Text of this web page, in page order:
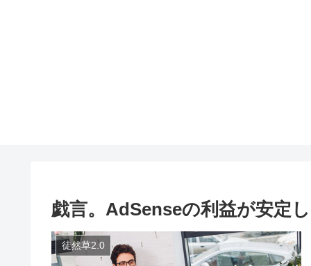
戯言。AdSenseの利益が安定
徒然草2.0